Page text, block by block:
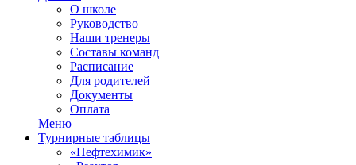
О школе
Руководство
Наши тренеры
Составы команд
Расписание
Для родителей
Документы
Оплата
Меню
Турнирные таблицы
«Нефтехимик»